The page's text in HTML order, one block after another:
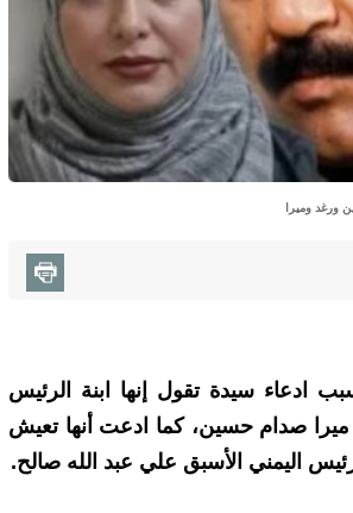
ورغد وميرا
ادعاء سيدة تقول إنها ابنة الرئيس
صدام حسين، كما ادعت أنها تعيش
اليمني الأسبق علي عبد الله صالح.